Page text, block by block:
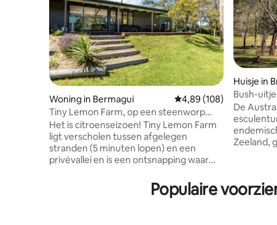
Woning in Bermagui Gemiddelde
4,89 (108)
Tiny Lemon Farm, op een steenworp
afstand van de stad
Het is citroenseizoen! Tiny Lemon Farm
ligt verscholen tussen afgelegen
stranden (5 minuten lopen) en een
privévallei en is een ontsnapping waar
springen en het geluid van golven de
Huisje in
Bush-
De
Zeeland,
bushblok
het
Populaire